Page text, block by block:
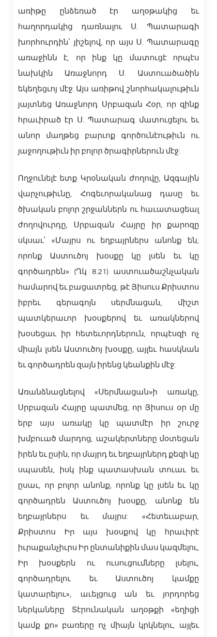
առիթը ընձեռած էր աղօթակից եւ
հաղորդակից դառնալու Ս. Պատարագի
խորհուրդին՝ յիշելով, որ այս Ս. Պատարագը
առաջինն է, որ ինք կը մատուցէ որպէս
նախկին Առաջնորդ Ս. Աստուածածին
եկեղեցւոյ մէջ: Այս առիթով շնորհակալութիւն
յայտնեց Առաջնորդ Սրբազան Հօր, որ զինք
հրաւիրած էր Ս. Պատարագ մատուցելու եւ
անոր մաղթեց բարւոք գործունէութիւն ու
յաջողութիւն իր բոլոր ծրագիրներուն մէջ:
Ողջունելէ ետք Կրօնական ժողովը, Ազգային
վարչութիւնը, Հոգեւորականաց դասը եւ
ծխական բոլոր շրջաններն ու հաւատացեալ
ժողովուրդը, Սրբազան Հայրը իր քարոզը
սկսաւ՝ «Մայրս ու եղբայրներս անոնք են,
որոնք Աստուծոյ խօսքը կը լսեն եւ կը
գործադրեն» (Ղկ 8.21) աստուածաշնչական
համարով եւ բացատրեց, թէ Յիսուս Քրիստոս
իբրեւ գերագոյն սերմնացան, միշտ
պատկերաւոր խօսքերով եւ առակներով
խօսեցաւ իր հետեւորդներուն, որպէսզի ոչ
միայն լսեն Աստուծոյ խօսքը, այլեւ հասկնան
եւ գործադրեն զայն իրենց կեանքին մէջ:
Առանձնացնելով «Սերմնացան»ի առակը,
Սրբազան Հայրը պատմեց, որ Յիսուս օր մը
երբ այս առակը կը պատմէր իր շուրջ
խմբուած մարդոց, աշակերտները մօտեցան
իրեն եւ ըսին, որ մայրդ եւ եղբայրներդ քեզի կը
սպասեն, իսկ ինք պատասխան տուաւ եւ
ըսաւ, որ բոլոր անոնք, որոնք կը լսեն եւ կը
գործադրեն Աստուծոյ խօսքը, անոնք են
եղբայրներս եւ մայրս: «Հետեւաբար,
Քրիստոս Իր այս խօսքով կը հրաւիրէ
իւրաքանչիւրս Իր ընտանիքին մաս կազմելու,
Իր խօսքերն ու ուսուցումները լսելու,
գործադրելու եւ Աստուծոյ կամքը
կատարելու», աւելցուց ան եւ յորդորեց
ներկաները Տէրունական աղօթքի «եղիցի
կամք քո» բառերը ոչ միայն կրկնելու, այլեւ